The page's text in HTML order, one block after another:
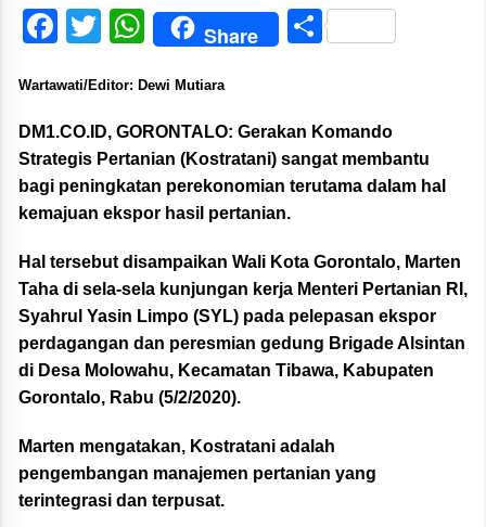
Facebook
Twitter
WhatsApp
Share Share
Wartawati/Editor: Dewi Mutiara
DM1.CO.ID, GORONTALO: Gerakan Komando
Strategis Pertanian (Kostratani) sangat membantu
bagi peningkatan perekonomian terutama dalam hal
kemajuan ekspor hasil pertanian.
Hal tersebut disampaikan Wali Kota Gorontalo, Marten
Taha di sela-sela kunjungan kerja Menteri Pertanian RI,
Syahrul Yasin Limpo (SYL) pada pelepasan ekspor
perdagangan dan peresmian gedung Brigade Alsintan
di Desa Molowahu, Kecamatan Tibawa, Kabupaten
Gorontalo, Rabu (5/2/2020).
Marten mengatakan, Kostratani adalah
pengembangan manajemen pertanian yang
terintegrasi dan terpusat.